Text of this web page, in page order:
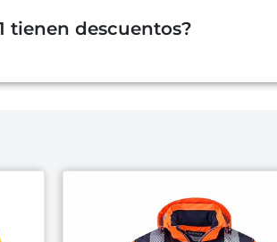
tienen descuentos?